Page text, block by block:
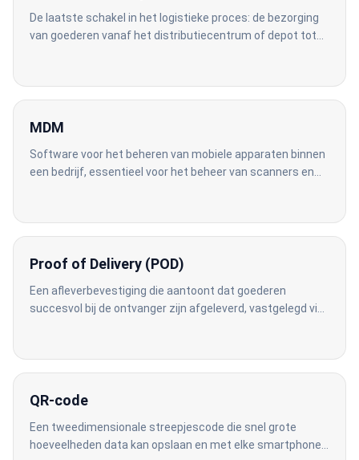
De laatste schakel in het logistieke proces: de bezorging
van goederen vanaf het distributiecentrum of depot tot
MDM
Software voor het beheren van mobiele apparaten binnen
een bedrijf, essentieel voor het beheer van scanners en
Proof of Delivery (POD)
Een afleverbevestiging die aantoont dat goederen
succesvol bij de ontvanger zijn afgeleverd, vastgelegd via
QR-code
Een tweedimensionale streepjescode die snel grote
hoeveelheden data kan opslaan en met elke smartphone